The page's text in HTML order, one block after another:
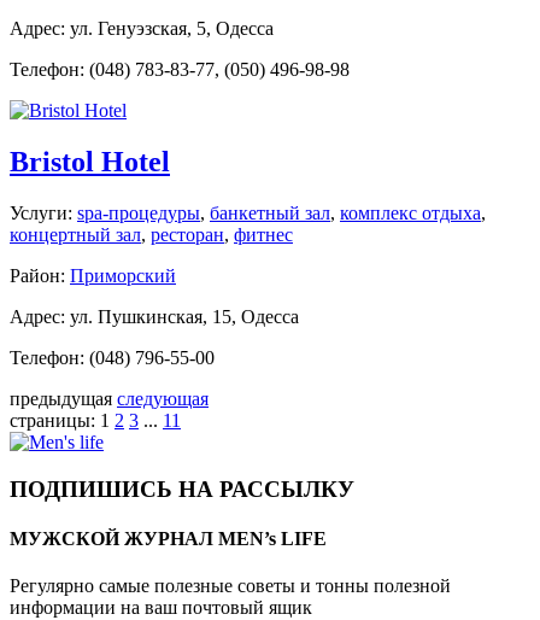
Адрес: ул. Генуэзская, 5, Одесса
Телефон: (048) 783-83-77, (050) 496-98-98
Bristol Hotel
Услуги: spa-процедуры, банкетный зал, комплекс отдыха,
концертный зал, ресторан, фитнес
Район: Приморский
Адрес: ул. Пушкинская, 15, Одесса
Телефон: (048) 796-55-00
предыдущая следующая
страницы: 1 2 3 ... 11
ПОДПИШИСЬ НА РАССЫЛКУ
МУЖСКОЙ ЖУРНАЛ MEN’s LIFE
Регулярно самые полезные советы и тонны полезной
информации на ваш почтовый ящик